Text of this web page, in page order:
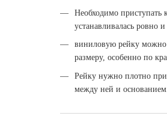
Необходимо приступать
устанавливалась ровно
виниловую рейку можно
размеру, особенно по
Рейку нужно плотно
между ней и основанием.